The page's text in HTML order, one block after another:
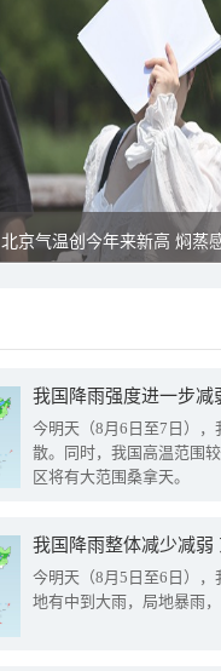
北京气温创今年来新高 焖蒸
今明天（8月6日至7日）
散。同时，我国高温范围
区将有大范围桑拿天。
我国降雨整体减少减弱
今明天（8月5日至6日）
地有中到大雨，局地暴雨